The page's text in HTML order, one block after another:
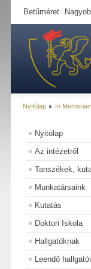
Betűméret
Nyitólap In
Nyitólap
Az intézetről
Tanszékek,
Munkatársaink
Kutatás
Doktori Iskola
Hallgatóknak
Leendő